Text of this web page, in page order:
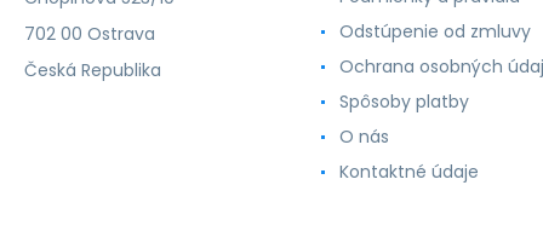
702 00 Ostrava
Česká Republika
Odstúpenie od zmluvy
Ochrana osobných
Spôsoby platby
O nás
Kontaktné údaje